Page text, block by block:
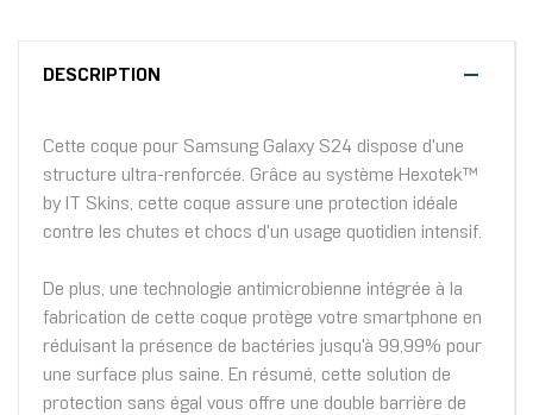
DESCRIPTION
Cette coque pour Samsung Galaxy S24 dispose d'une
structure ultra-renforcée. Grâce au système Hexotek™
by IT Skins, cette coque assure une protection idéale
contre les chutes et chocs d'un usage quotidien intensif.
De plus, une technologie antimicrobienne intégrée à la
fabrication de cette coque protège votre smartphone en
réduisant la présence de bactéries jusqu'à 99,99% pour
une surface plus saine. En résumé, cette solution de
protection sans égal vous offre une double barrière de